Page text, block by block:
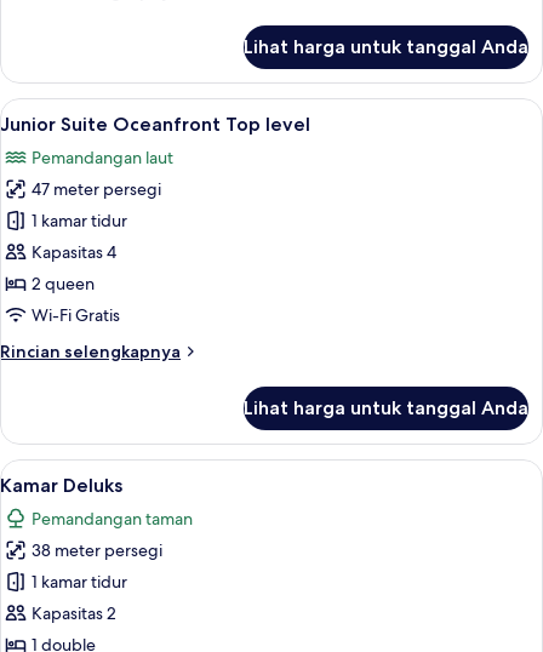
Junior
Suite
Oceanfront
level
Lihat harga untuk tanggal Anda
Lihat
semua
foto
untuk
Junior
Suite
Oceanfront
Top
Junior Suite Oceanfront Top level |
7
Junior Suite Oceanfront Top level
Pemandangan laut
47 meter persegi
1 kamar tidur
Kapasitas 4
2 queen
Wi-Fi Gratis
Rincian selengkapnya
Rincian
Junior
Suite
Oceanfront
Top
level
Lihat harga untuk tanggal Anda
Lihat
semua
foto
untuk
Kamar
Deluks
Kamar Deluks | Pemandangan dari
16
Kamar Deluks
Pemandangan taman
38 meter persegi
1 kamar tidur
Kapasitas 2
1 double